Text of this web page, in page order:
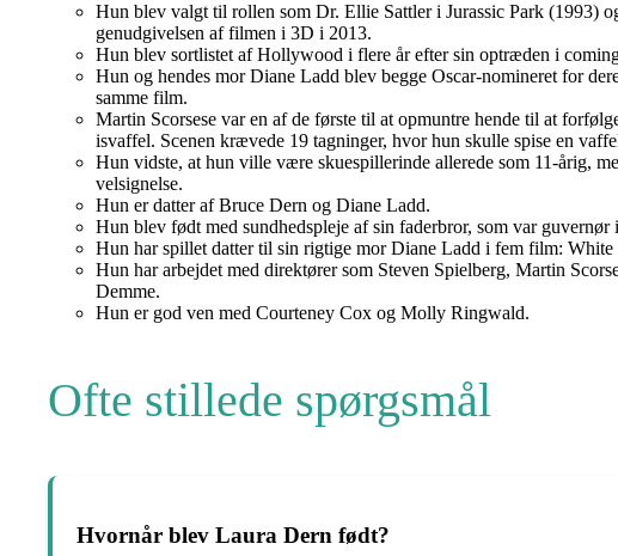
Hun blev valgt til rollen som Dr. Ellie Sattler i Jurassic Park (1993)
genudgivelsen af filmen i 3D i 2013.
Hun blev sortlistet af Hollywood i flere år efter sin optræden i
Hun og hendes mor Diane Ladd blev begge Oscar-nomineret for
samme film.
Martin Scorsese var en af de første til at opmuntre hende til at
isvaffel. Scenen krævede 19 tagninger, hvor hun skulle spise en
Hun vidste, at hun ville være skuespillerinde allerede som 11-årig,
velsignelse.
Hun er datter af Bruce Dern og Diane Ladd.
Hun blev født med sundhedspleje af sin faderbror, som var
Hun har spillet datter til sin rigtige mor Diane Ladd i fem film:
Hun har arbejdet med direktører som Steven Spielberg, Martin
Demme.
Hun er god ven med Courteney Cox og Molly Ringwald.
Ofte stillede spørgsmål
Hvornår blev Laura Dern født?